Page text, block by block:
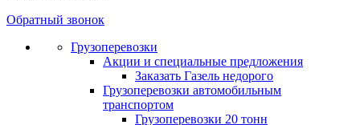
Обратный звонок
Грузоперевозки
Акции и специальные предложения
Заказать Газель недорого
Грузоперевозки автомобильным
транспортом
Грузоперевозки 20 тонн